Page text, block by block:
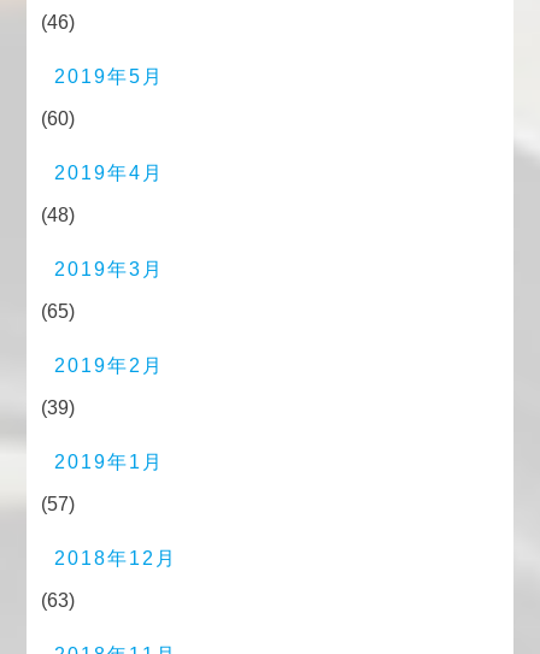
(46)
2019年5月
(60)
2019年4月
(48)
2019年3月
(65)
2019年2月
(39)
2019年1月
(57)
2018年12月
(63)